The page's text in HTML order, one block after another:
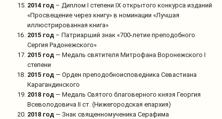
2014 год – Диплом I степени IX открытого конкурса изданий
«Просвещение через книгу» в номинации «Лучшая
иллюстрированная книга»
2015 год – Патриарший знак «700-летие преподобного
Сергия Радонежского»
2015 год — Медаль святителя Митрофана Воронежского I
степени
2015 год — Орден преподобноисповедника Севастиана
Карагандинского
2018 год — Медаль Святого благоверного князя Георгия
Всеволодовича II ст. (Нижегородская епархия)
2018 год — Знак священномученика Серафима